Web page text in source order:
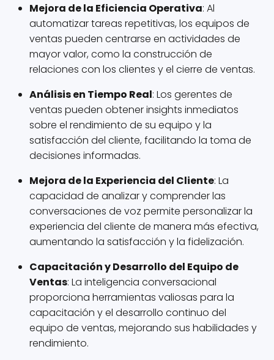
Mejora de la Eficiencia Operativa: Al
automatizar tareas repetitivas, los equipos de
ventas pueden centrarse en actividades de
mayor valor, como la construcción de
relaciones con los clientes y el cierre de ventas.
Análisis en Tiempo Real: Los gerentes de
ventas pueden obtener insights inmediatos
sobre el rendimiento de su equipo y la
satisfacción del cliente, facilitando la toma de
decisiones informadas.
Mejora de la Experiencia del Cliente: La
capacidad de analizar y comprender las
conversaciones de voz permite personalizar la
experiencia del cliente de manera más efectiva,
aumentando la satisfacción y la fidelización.
Capacitación y Desarrollo del Equipo de
Ventas: La inteligencia conversacional
proporciona herramientas valiosas para la
capacitación y el desarrollo continuo del
equipo de ventas, mejorando sus habilidades y
rendimiento.